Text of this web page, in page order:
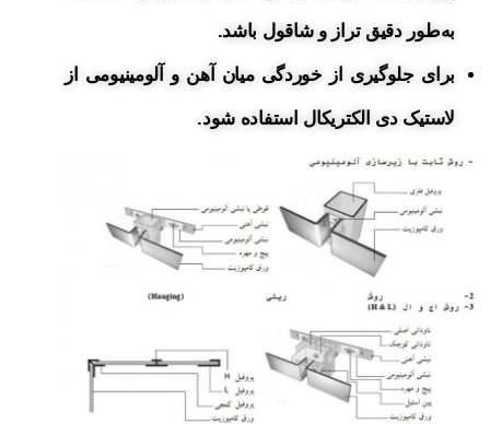
به‌طور دقیق تراز و شاقول باشد.
برای جلوگیری از خوردگی میان آهن و آلومینیومی از
لاستیک دی الکتریکال استفاده شود.